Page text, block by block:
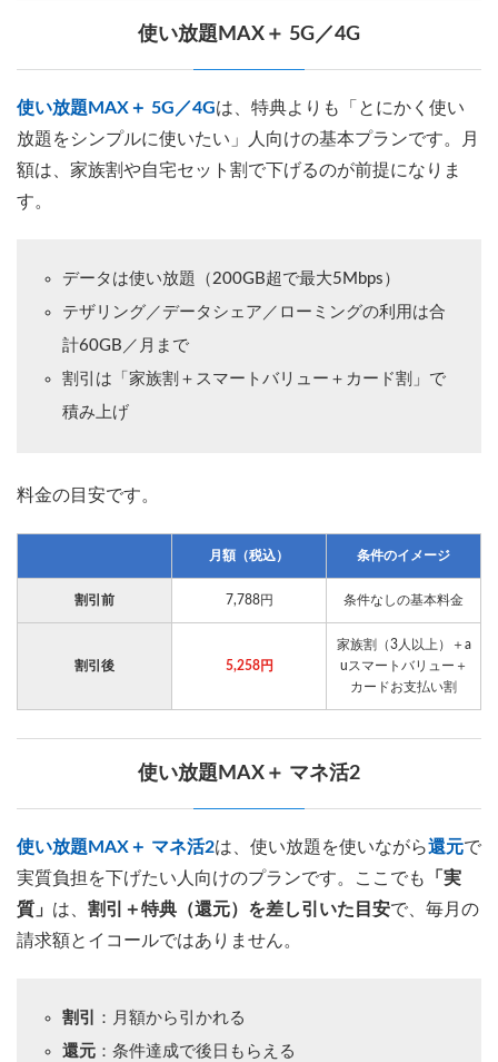
使い放題MAX＋ 5G／4G
使い放題MAX＋ 5G／4Gは、特典よりも「とにかく使い
放題をシンプルに使いたい」人向けの基本プランです。月
額は、家族割や自宅セット割で下げるのが前提になりま
す。
データは使い放題（200GB超で最大5Mbps）
テザリング／データシェア／ローミングの利用は合
計60GB／月まで
割引は「家族割＋スマートバリュー＋カード割」で
積み上げ
料金の目安です。
月額（税込） 条件のイメージ
割引前 7,788円 条件なしの基本料金
割引後 5,258円
家族割（3人以上）＋a
uスマートバリュー＋
カードお支払い割
使い放題MAX＋ マネ活2
使い放題MAX＋ マネ活2は、使い放題を使いながら還元で
実質負担を下げたい人向けのプランです。ここでも
「実
質」 は、 割引＋特典（還元）を差し引いた目安で、毎月の
請求額とイコールではありません。
割引
：月額から引かれる
還元 ：条件達成で後日もらえる